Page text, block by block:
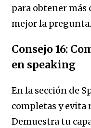
para obtener
mejor la pregunta.
Consejo 16:
en speaking
En la sección de
completas y evita
Demuestra tu